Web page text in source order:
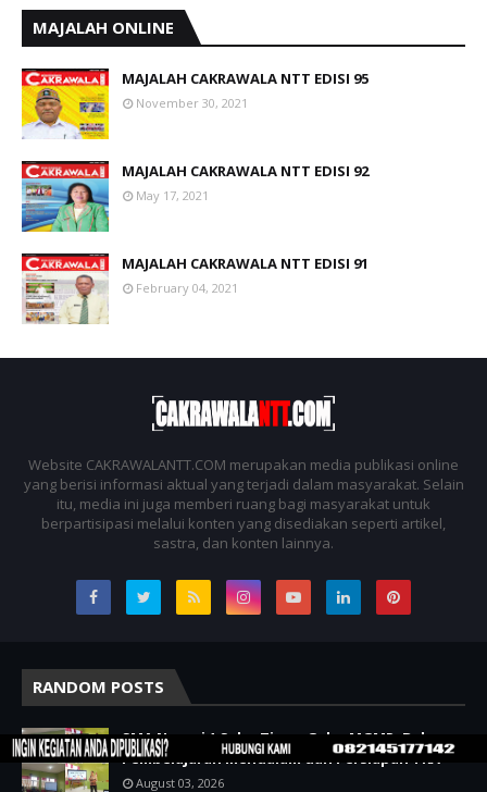
MAJALAH ONLINE
MAJALAH CAKRAWALA NTT EDISI 95
November 30, 2021
MAJALAH CAKRAWALA NTT EDISI 92
May 17, 2021
MAJALAH CAKRAWALA NTT EDISI 91
February 04, 2021
Website CAKRAWALANTT.COM merupakan media publikasi online
yang berisi informasi aktual yang terjadi dalam masyarakat. Selain
itu, media ini juga memberi ruang bagi masyarakat untuk
berpartisipasi melalui konten yang disediakan seperti artikel,
sastra, dan konten lainnya.
RANDOM POSTS
SMA Negeri 1 Sabu Timur Gelar MGMP, Bahas
Pembelajaran Mendalam dan Persiapan TKA
August 03, 2026